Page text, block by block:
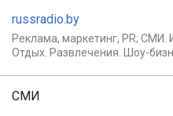
russradio.by
Реклама, маркетинг, PR; СМИ.
Отдых. Развлечения. Шоу-
СМИ